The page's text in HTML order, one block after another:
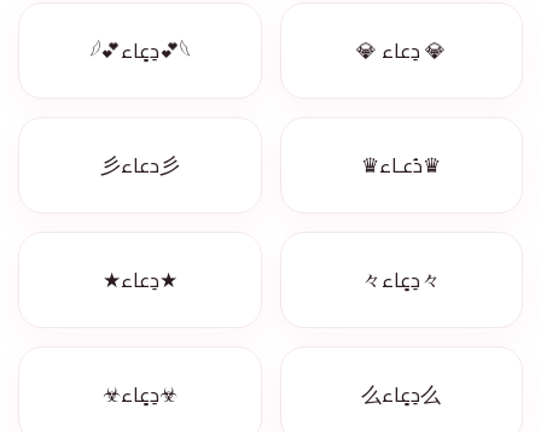
💎 دِعاء 💎 𓆩💕دِعٍاء💕𓆪
♛دُعـاء♛ 彡دعاء彡
々دِعٍاء々 ★دِعاء★
么دِعٍاء么 ☣دِعٍاء☣